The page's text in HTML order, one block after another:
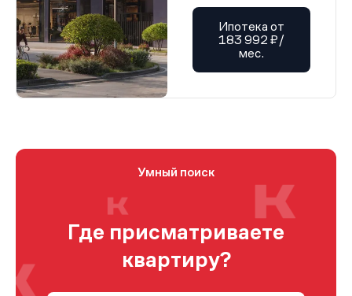
Ипотека от
183 992 ₽/
мес.
Умный поиск
Где присматриваете
квартиру?